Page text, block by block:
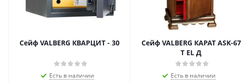
Сейф VALBERG КВАРЦИТ - 30
Есть в наличии
Сейф VALBERG КАРАТ ASK-67
T EL Д
Есть в наличии